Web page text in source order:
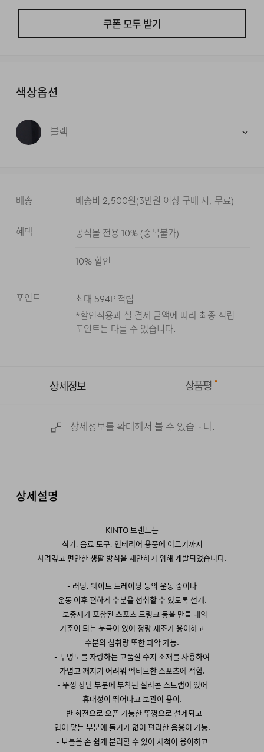
쿠폰 모두 받기
색상옵션
블랙
배송 배송비 2,500원(3만원 이상 구매 시, 무료)
혜택 공식몰 전용 10%(중복불가)
10% 할인
포인트 최대 594P 적립
*할인적용과 실 결제 금액에 따라 최종 적립
포인트는 다를 수 있습니다.
상세정보 상품평
상세정보를 확대해서 볼 수 있습니다.
상세설명
KINTO 브랜드는
식기, 음료 도구, 인테리어 용품에 이르기까지
사려깊고 편안한 생활 방식을 제안하기 위해 개발되었습니다.
- 러닝, 웨이트 트레이닝 등의 운동 중이나
운동 이후 편하게 수분을 섭취할 수 있도록 설계.
- 보충제가 포함된 스포츠 드링크 등을 만들 때의
기준이 되는 눈금이 있어 정량 제조가 용이하고
수분의 섭취량 또한 파악 가능.
- 투명도를 자랑하는 고품질 수지 소재를 사용하여
가볍고 깨지기 어려워 엑티브한 스포츠에 적합.
- 뚜껑 상단 부분에 부착된 실리콘 스트랩이 있어
휴대성이 뛰어나고 보관이 용이.
- 반 회전으로 오픈 가능한 뚜껑으로 설계되고
입이 닿는 부분에 돌기가 없어 편리한 음용이 가능.
- 보틀을 손 쉽게 분리할 수 있어 세척이 용이하고